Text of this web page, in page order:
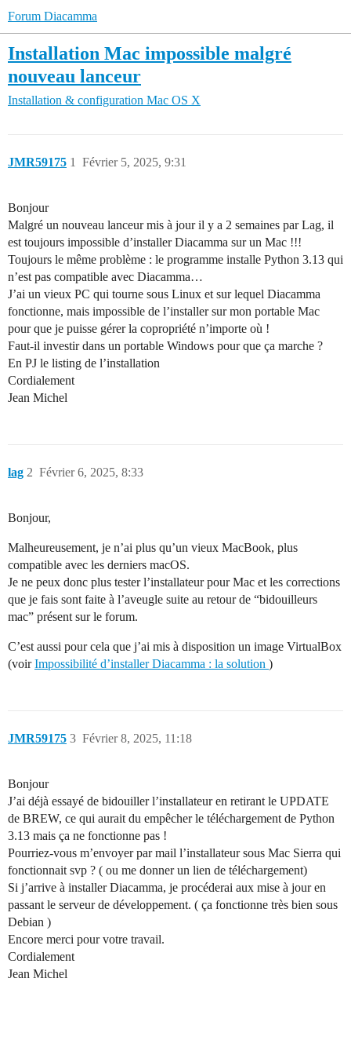
Forum Diacamma
Installation Mac impossible malgré
nouveau lanceur
Installation & configuration Mac OS X
JMR59175 Février 5, 2025, 9:31
1
Bonjour
Malgré un nouveau lanceur mis à jour il y a 2 semaines par Lag, il
est toujours impossible d’installer Diacamma sur un Mac !!!
Toujours le même problème : le programme installe Python 3.13 qui
n’est pas compatible avec Diacamma…
J’ai un vieux PC qui tourne sous Linux et sur lequel Diacamma
fonctionne, mais impossible de l’installer sur mon portable Mac
pour que je puisse gérer la copropriété n’importe où !
Faut-il investir dans un portable Windows pour que ça marche ?
En PJ le listing de l’installation
Cordialement
Jean Michel
lag Février 6, 2025, 8:33
2
Bonjour,
Malheureusement, je n’ai plus qu’un vieux MacBook, plus
compatible avec les derniers macOS.
Je ne peux donc plus tester l’installateur pour Mac et les corrections
que je fais sont faite à l’aveugle suite au retour de “bidouilleurs
mac” présent sur le forum.
C’est aussi pour cela que j’ai mis à disposition un image VirtualBox
(voirImpossibilité d’installer Diacamma : la solution )
JMR59175 Février 8, 2025, 11:18
3
Bonjour
J’ai déjà essayé de bidouiller l’installateur en retirant le UPDATE
de BREW, ce qui aurait du empêcher le téléchargement de Python
3.13 mais ça ne fonctionne pas !
Pourriez-vous m’envoyer par mail l’installateur sous Mac Sierra qui
fonctionnait svp ? ( ou me donner un lien de téléchargement)
Si j’arrive à installer Diacamma, je procéderai aux mise à jour en
passant le serveur de développement. ( ça fonctionne très bien sous
Debian )
Encore merci pour votre travail.
Cordialement
Jean Michel